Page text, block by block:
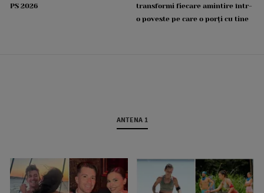
PS 2026
transformi fiecare amintire într-
o poveste pe care o porți cu tine
ANTENA 1